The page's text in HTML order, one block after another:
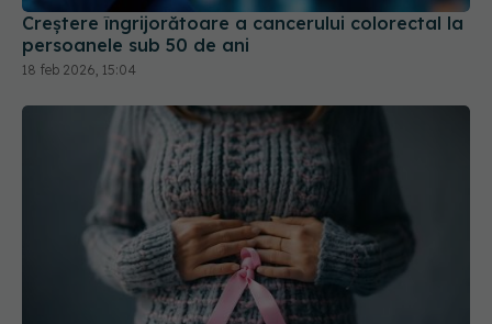
Creștere îngrijorătoare a cancerului colorectal la
persoanele sub 50 de ani
18 feb 2026, 15:04